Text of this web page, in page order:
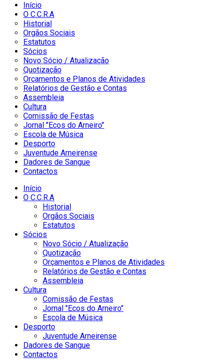
Início
O C.C.R.A
Historial
Orgãos Sociais
Estatutos
Sócios
Novo Sócio / Atualização
Quotização
Orçamentos e Planos de Atividades
Relatórios de Gestão e Contas
Assembleia
Cultura
Comissão de Festas
Jornal "Ecos do Arneiro"
Escola de Música
Desporto
Juventude Arneirense
Dadores de Sangue
Contactos
Início
O C.C.R.A
Historial
Orgãos Sociais
Estatutos
Sócios
Novo Sócio / Atualização
Quotização
Orçamentos e Planos de Atividades
Relatórios de Gestão e Contas
Assembleia
Cultura
Comissão de Festas
Jornal "Ecos do Arneiro"
Escola de Música
Desporto
Juventude Arneirense
Dadores de Sangue
Contactos